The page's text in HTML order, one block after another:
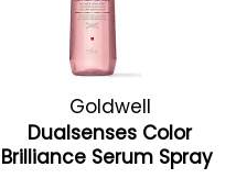
Goldwell
Dualsenses Color
Brilliance Serum Spray